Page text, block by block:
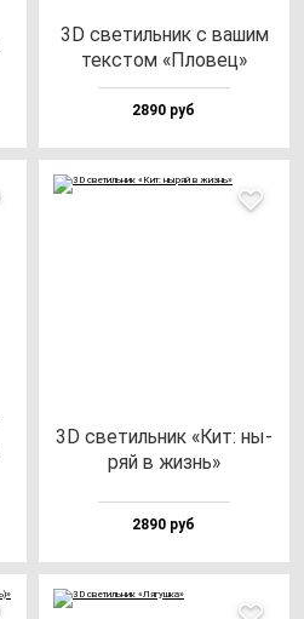
3D све­тиль­ник с ва­шим
тек­стом «Пло­вец»
2890 руб
3D све­тиль­ник «Кит: ны­
ряй в жизнь»
2890 руб